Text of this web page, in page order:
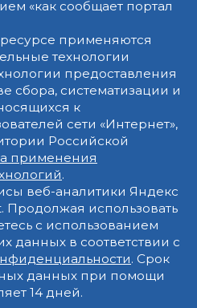
«как сообщает портал
применяются
технологии
предоставления
сбора, систематизации и
к
сети «Интернет»,
Российской
применения
.
веб-аналитики Яндекс
Продолжая использовать
с использованием
данных в соответствии с
. Срок
данных при помощи
14 дней.